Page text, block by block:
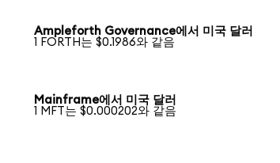
Ampleforth Governance에서 미국 달러
1 FORTH는 $0.1986와 같음
Mainframe에서 미국 달러
1 MFT는 $0.000202와 같음